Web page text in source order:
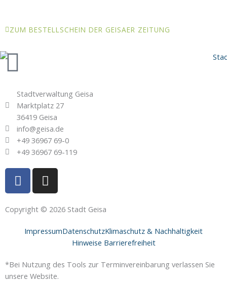
ZUM BESTELLSCHEIN DER GEISAER ZEITUNG
Stadtverwaltung Geisa
Marktplatz 27
36419 Geisa
info@geisa.de
+49 36967 69-0
+49 36967 69-119
F
a
c
e
k
-
I
n
s
t
g
a
m
Copyright © 2026 Stadt Geisa
ImpressumDatenschutzKlimaschutz & Nachhaltigkeit
Hinweise Barrierefreiheit
*Bei Nutzung des Tools zur Terminvereinbarung verlassen Sie
unsere Website.